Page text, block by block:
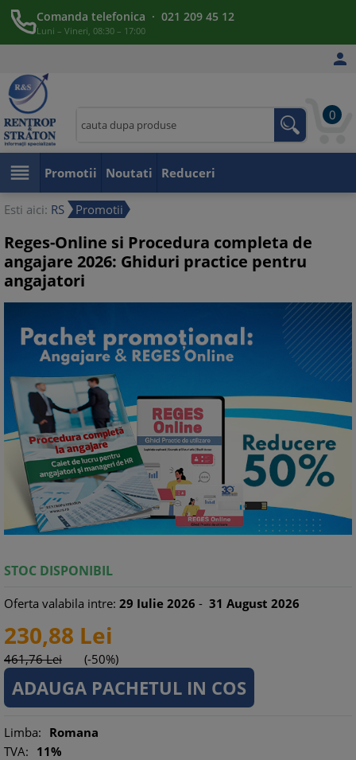
Comanda telefonica · 021 209 45 12
Luni – Vineri, 08:30 – 17:00

0
 Promotii Noutati Reduceri
Esti aici: RS Promotii
Reges-Online si Procedura completa de
angajare 2026: Ghiduri practice pentru
angajatori
STOC DISPONIBIL
461,76Lei (-50%)
230,88 Lei
Oferta valabila intre: 29 Iulie 2026 - 31 August 2026
Limba: Romana
TVA: 11%